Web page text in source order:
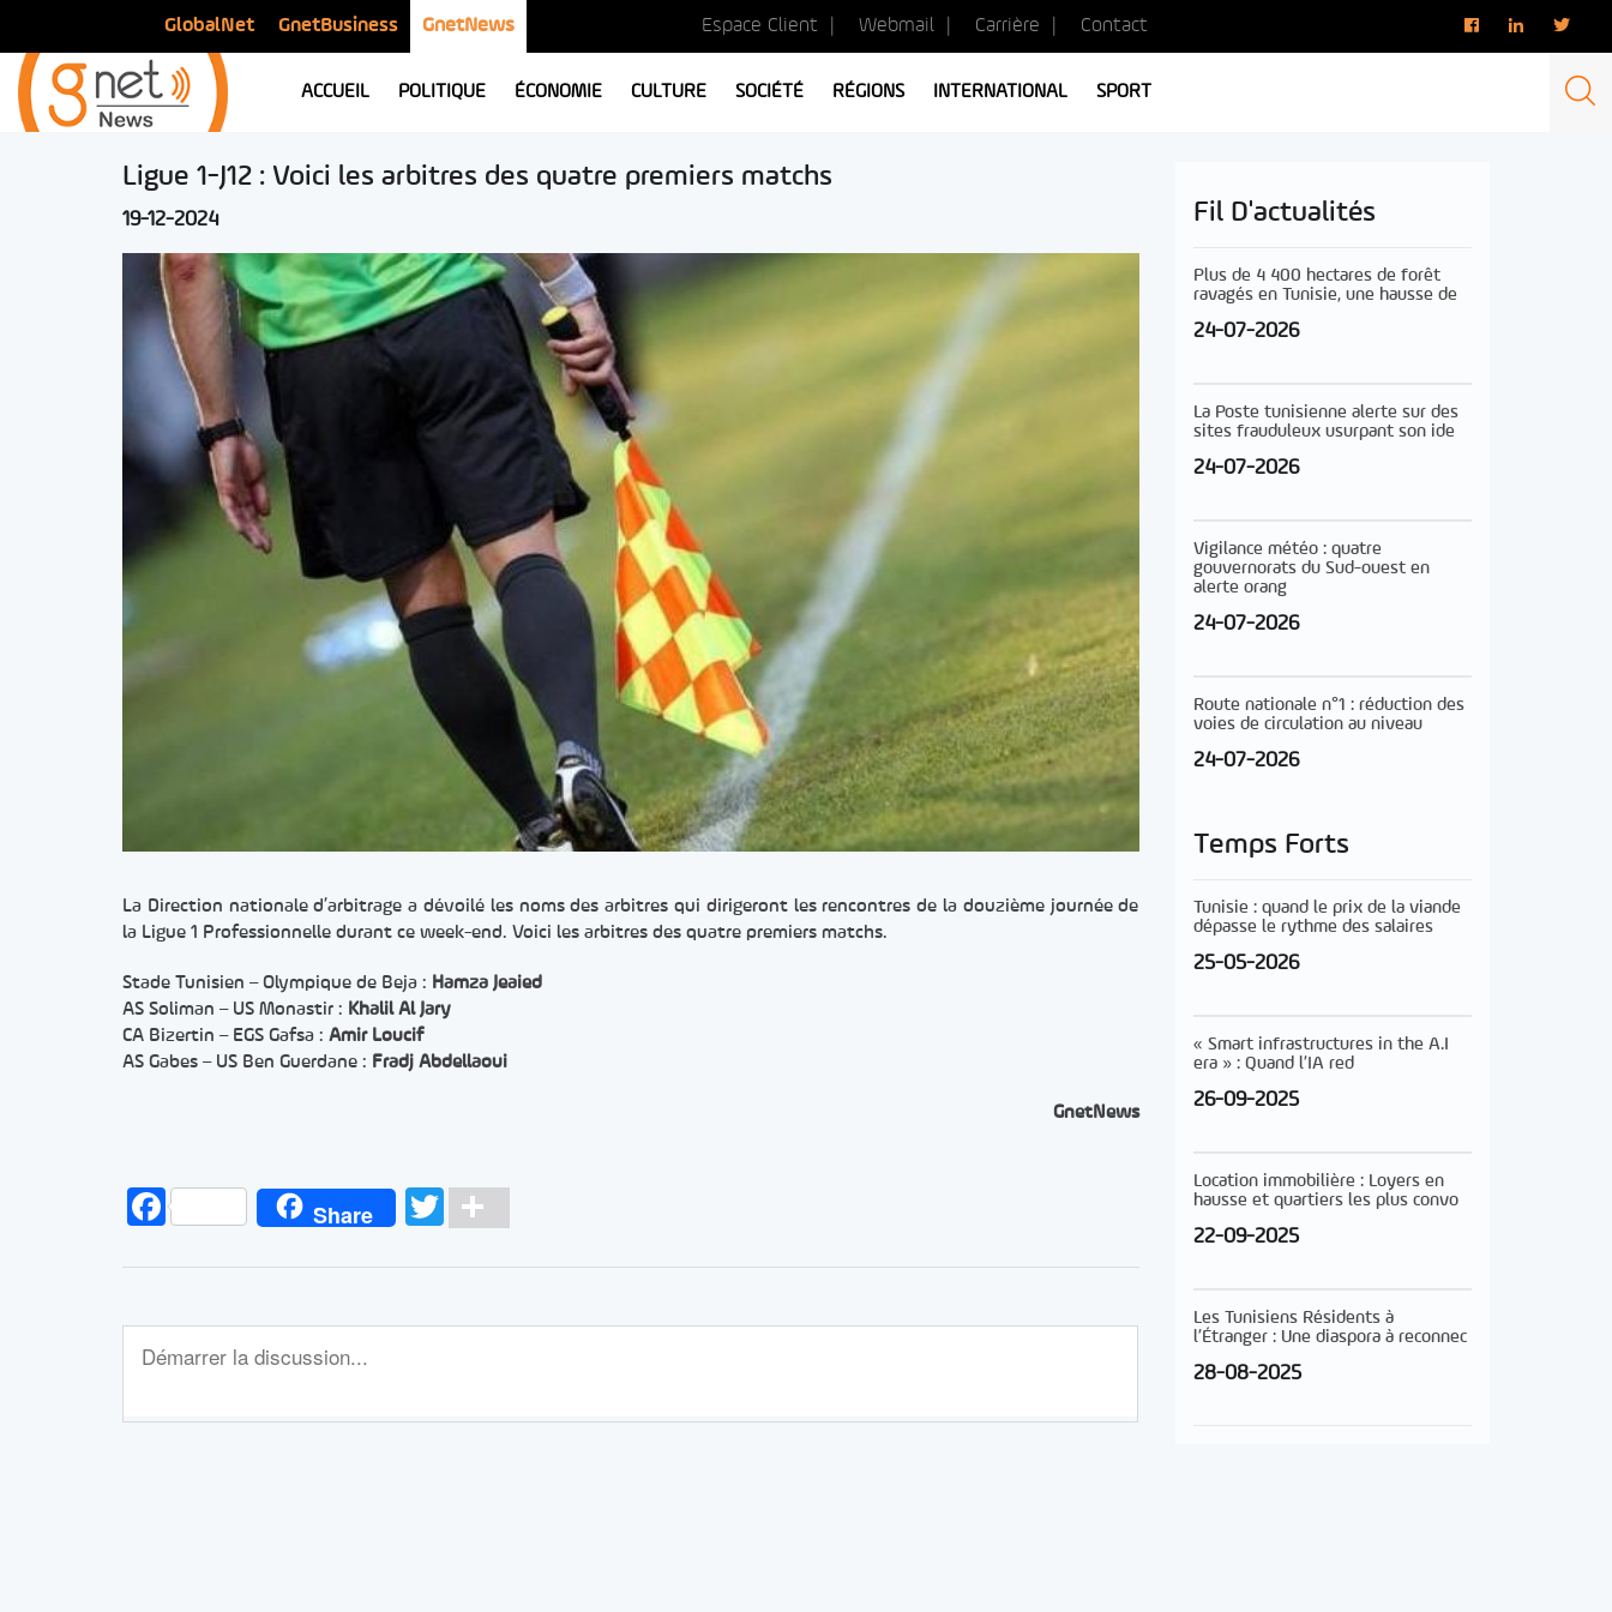
GlobalNet GnetBusiness GnetNews Espace Client Webmail Carrière Contact
ACCUEIL POLITIQUE ÉCONOMIE CULTURE SOCIÉTÉ RÉGIONS INTERNATIONAL SPORT
Ligue 1-J12 : Voici les arbitres des quatre premiers matchs
19-12-2024
La Direction nationale d’arbitrage a dévoilé les noms des arbitres qui dirigeront les rencontres de la douzième journée de
la Ligue 1 Professionnelle durant ce week-end. Voici les arbitres des quatre premiers matchs.
Stade Tunisien – Olympique de Beja : Hamza Jeaied
AS Soliman – US Monastir : Khalil Al Jary
CA Bizertin – EGS Gafsa : Amir Loucif
AS Gabes – US Ben Guerdane : Fradj Abdellaoui
GnetNews
FacebookShare Twitter
Fil D'actualités
Plus de 4 400 hectares de forêt
ravagés en Tunisie, une hausse de
24-07-2026
La Poste tunisienne alerte sur des
sites frauduleux usurpant son ide
24-07-2026
Vigilance météo : quatre
gouvernorats du Sud-ouest en
alerte orang
24-07-2026
Route nationale n°1 : réduction des
voies de circulation au niveau
24-07-2026
Temps Forts
Tunisie : quand le prix de la viande
dépasse le rythme des salaires
25-05-2026
« Smart infrastructures in the A.I
era » : Quand l’IA red
26-09-2025
Location immobilière : Loyers en
hausse et quartiers les plus convo
22-09-2025
Les Tunisiens Résidents à
l’Étranger : Une diaspora à reconnec
28-08-2025